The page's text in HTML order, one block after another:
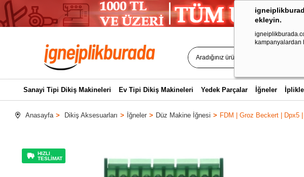
ekleyin.
kampanyalardan
Sanayi Tipi Dikiş Makineleri Ev Tipi Dikiş Makineleri Yedek Parçalar İğneler
Anasayfa Dikiş Aksesuarları İğneler Düz Makine İğnesi FDM | Groz Beckert | Dpx5
HIZLI
TESLİMAT